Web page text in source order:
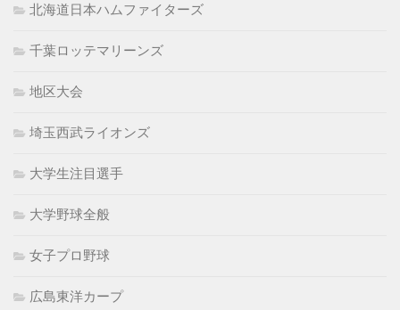
北海道日本ハムファイターズ
千葉ロッテマリーンズ
地区大会
埼玉西武ライオンズ
大学生注目選手
大学野球全般
女子プロ野球
広島東洋カープ